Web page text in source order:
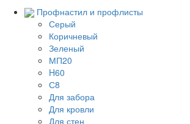
Профнастил и профлисты
Серый
Коричневый
Зеленый
МП20
H60
С8
Для забора
Для кровли
Для стен